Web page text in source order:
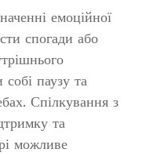
емоційної
спогади або
паузу та
Спілкування з
та
можливе